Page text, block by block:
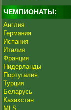
ЧЕМПИОНАТЫ:
Англия
Германия
Испания
Италия
Франция
Нидерланды
Португалия
Турция
Беларусь
Казахстан
MLS